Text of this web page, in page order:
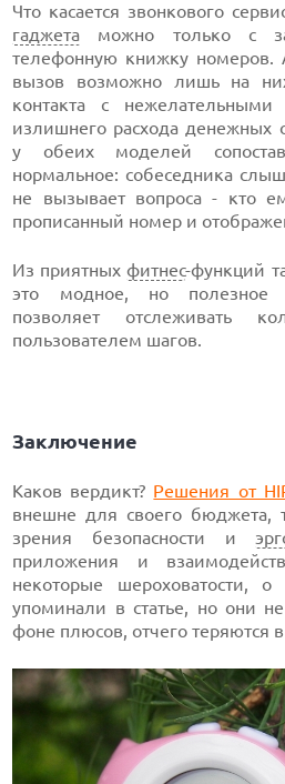
Что касается звонкового
гаджета можно только с
телефонную книжку номеров.
вызов возможно лишь на
контакта с нежелательными
излишнего расхода денежных
у обеих моделей
нормальное: собеседника
не вызывает вопроса - кто
прописанный номер и
Из приятныхфитнес-функций
это модное, но полезное
позволяет отслеживать
пользователем шагов.
Заключение
Каков вердикт? Решения от
внешне для своего бюджета,
зрения безопасности и
приложения и
некоторые шероховатости,
упоминали в статье, но они
фоне плюсов, отчего теряются